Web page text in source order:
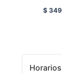
$